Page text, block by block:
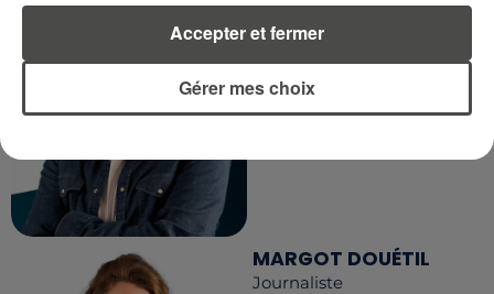
DIMITRI COUTAND
Journaliste
MARGOT DOUÉTIL
Journaliste
Gérer mes choix
Accepter et fermer